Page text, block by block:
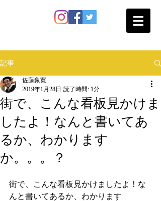
記事
街で、こんな看板見かけま
したよ！なんと書いてあ
るか、わかります
か。。。？
佐藤象寛
2019年1月28日 読了時間: 1分
街で、こんな看板見かけましたよ！な
んと書いてあるか、わかります